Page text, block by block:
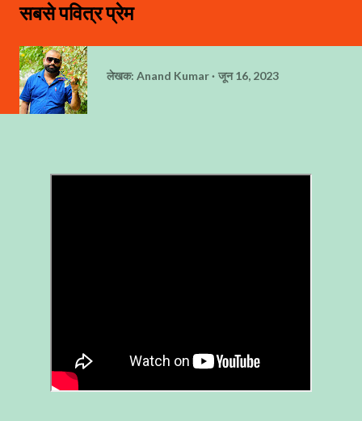
सबसे पवित्र प्रेम
लेखक: Anand Kumar जून 16, 2023